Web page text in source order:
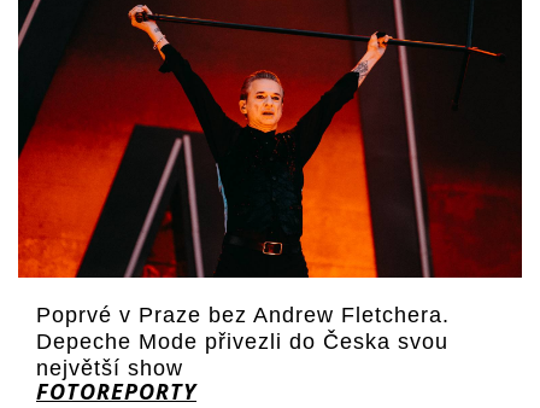
Poprvé v Praze bez Andrew Fletchera.
Depeche Mode přivezli do Česka svou
největší show
FOTOREPORTY